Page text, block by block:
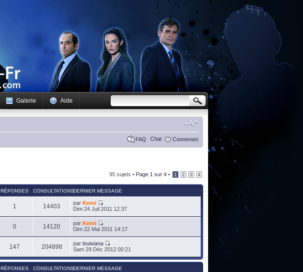
Galerie Aide
FAQ Chat Connexion
95 sujets • Page 1 sur 4 • 1 2 3 4
RÉPONSES CONSULTATIONSDERNIER MESSAGE
1 14403 par Kerni
Dim 24 Juil 2011 12:37
0 14120 par Kerni
Dim 22 Mai 2011 14:17
147 204898 par louisiana
Sam 29 Déc 2012 00:21
RÉPONSES CONSULTATIONSDERNIER MESSAGE